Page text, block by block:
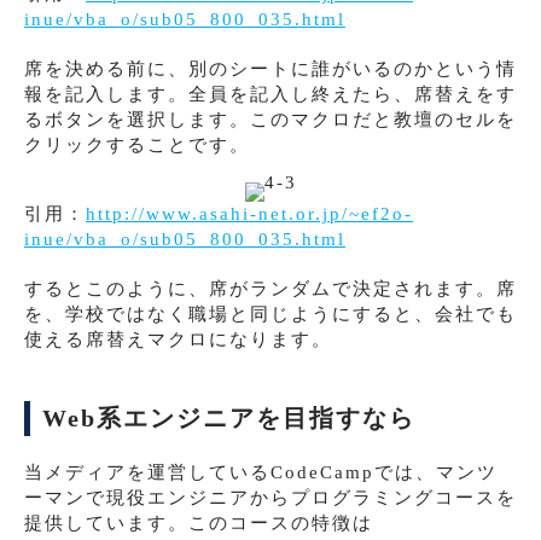
inue/vba_o/sub05_800_035.html
席を決める前に、別のシートに誰がいるのかという情
報を記入します。全員を記入し終えたら、席替えをす
るボタンを選択します。このマクロだと教壇のセルを
クリックすることです。
引用： http://www.asahi-net.or.jp/~ef2o-
inue/vba_o/sub05_800_035.html
するとこのように、席がランダムで決定されます。席
を、学校ではなく職場と同じようにすると、会社でも
使える席替えマクロになります。
Web系エンジニアを目指すなら
当メディアを運営しているCodeCampでは、マンツ
ーマンで現役エンジニアからプログラミングコースを
提供しています。このコースの特徴は